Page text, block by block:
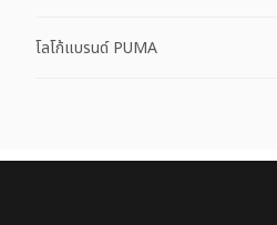
โลโก้แบรนด์ PUMA